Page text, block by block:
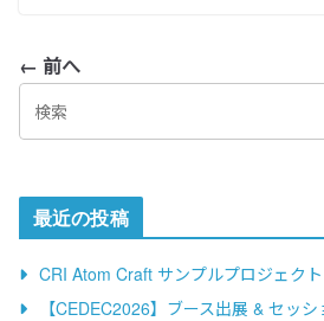
← 前へ
最近の投稿
CRI Atom Craft サンプルプロジェクト
【CEDEC2026】ブース出展 & セッシ